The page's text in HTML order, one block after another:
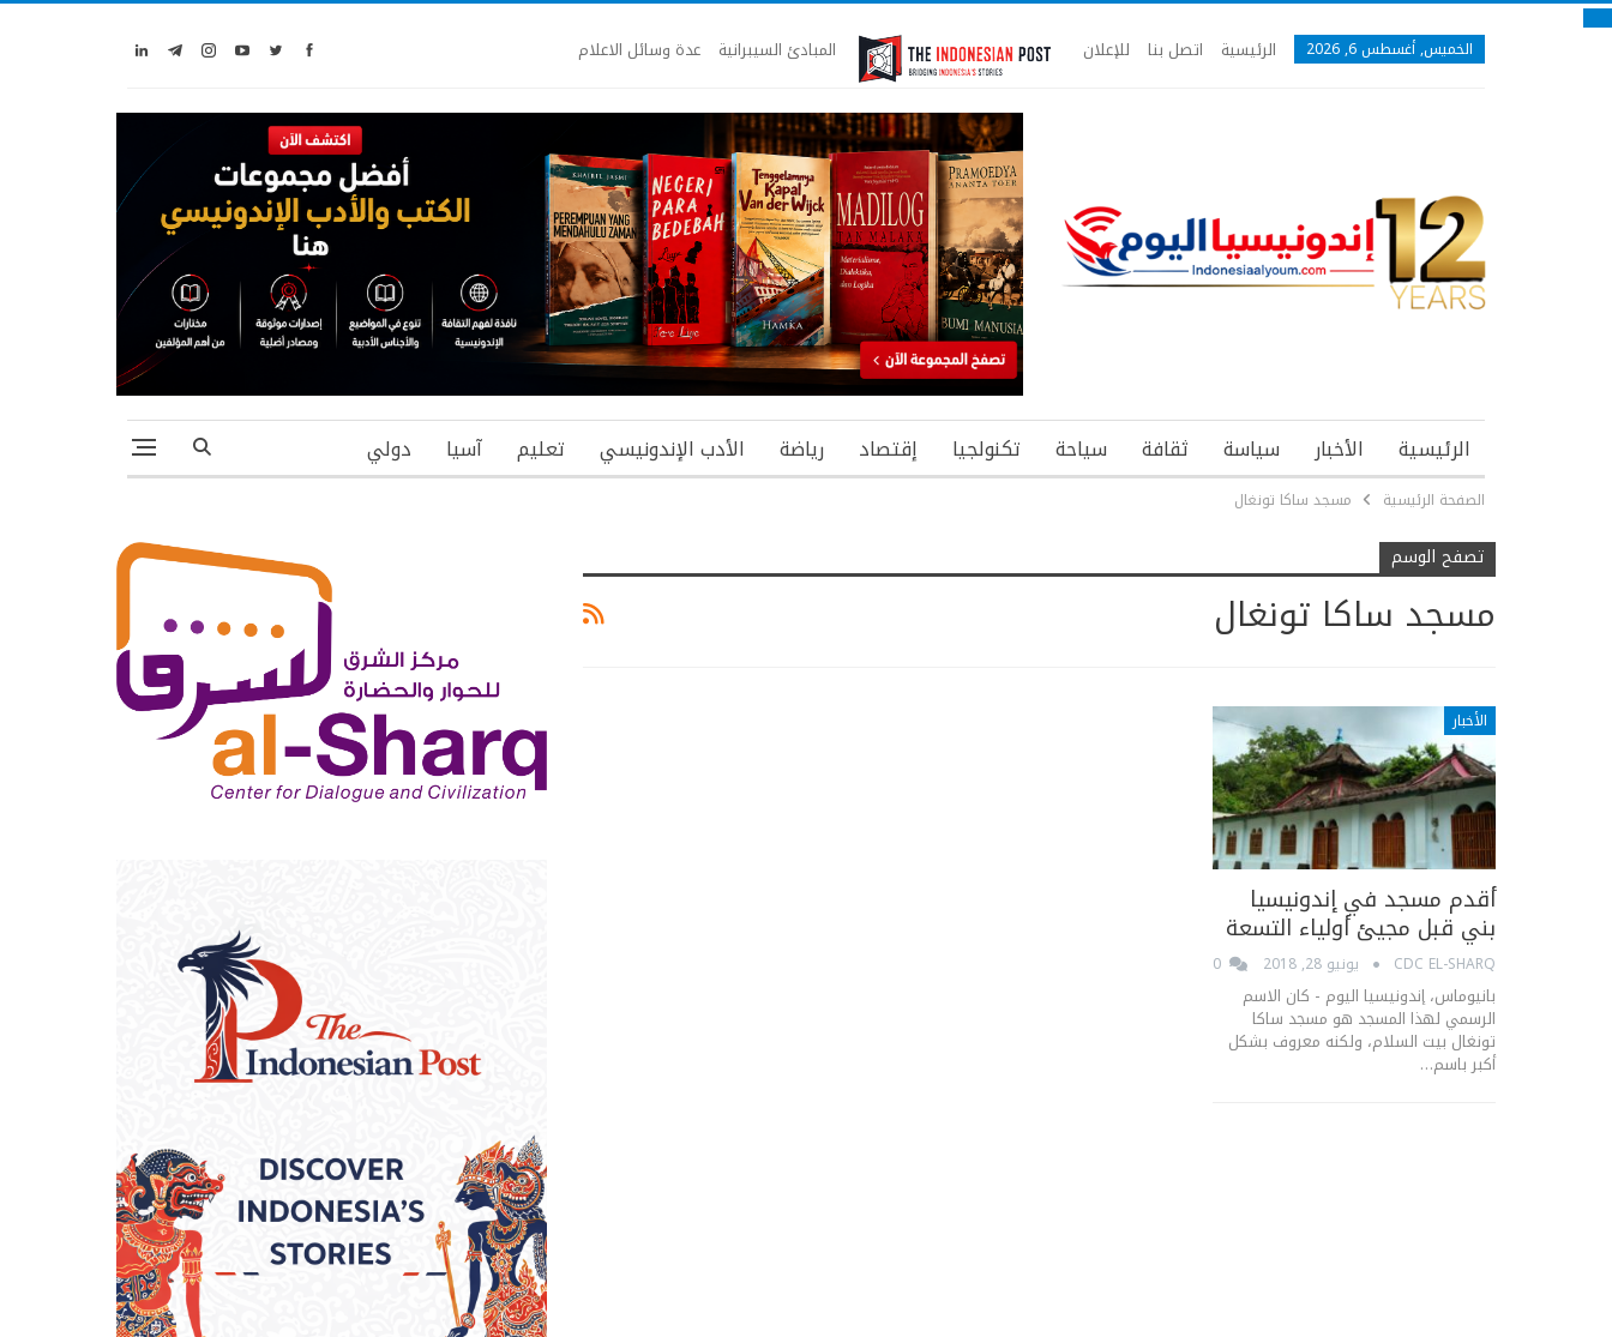
الخميس, أغسطس 6, 2026 الرئيسية اتصل بنا للإعلان المبادئ السيبرانية عدة وسائل الاعلام
الرئيسية الأخبار سياسة ثقافة سياحة تكنولجيا إقتصاد رياضة الأدب الإندونيسي تعليم آسيا دولي
الصفحة الرئيسية مسجد ساكا تونغال
تصفح الوسم
مسجد ساكا تونغال
الأخبار
أقدم مسجد في إندونيسيا
بني قبل مجيئ أولياء التسعة
CDC EL-SHARQ يونيو 28, 2018
بانيوماس، إندونيسيا اليوم - كان الاسم
الرسمي لهذا المسجد هو مسجد ساكا
تونغال بيت السلام، ولكنه معروف بشكل
أكبر باسم…